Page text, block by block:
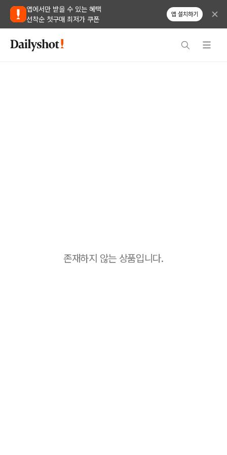
앱에서만 받을 수 있는 혜택
선착순 첫구매 최저가 쿠폰
앱 설치하기
존재하지 않는 상품입니다.